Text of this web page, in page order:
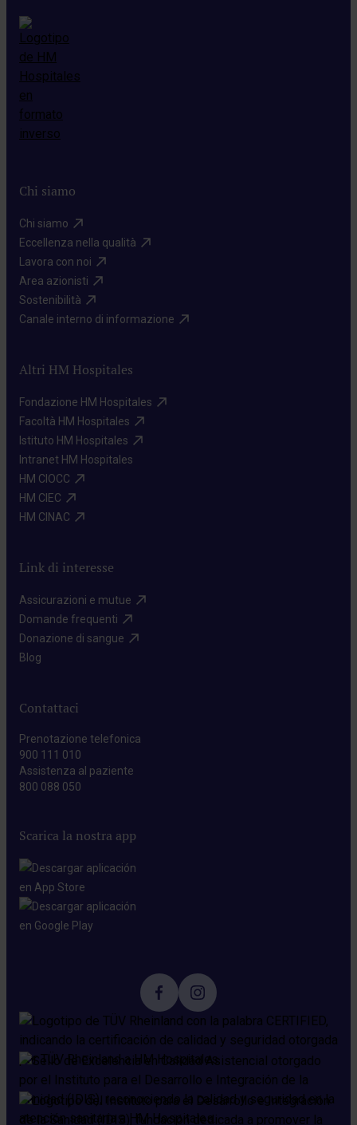
Chi siamo
Chi siamo​
Eccellenza nella qualità​
Lavora con noi​
Area azionisti​
Sostenibilità​
Canale interno di informazione​
Altri HM Hospitales
Fondazione HM Hospitales​
Facoltà HM Hospitales​
Istituto HM Hospitales​
Intranet HM Hospitales​
HM CIOCC​
HM CIEC​
HM CINAC​
Link di interesse
Assicurazioni e mutue​
Domande frequenti​
Donazione di sangue​
Blog​
Contattaci
Prenotazione telefonica
900 111 010
Assistenza al paziente
800 088 050
Scarica la nostra app